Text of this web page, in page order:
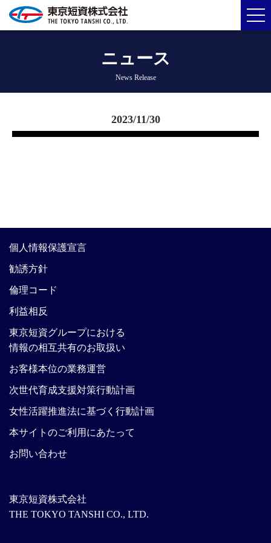
ニュース
News Release
2023/11/30
東京短資株式会社
THE TOKYO TANSHI CO., LTD.
個人情報保護宣言
勧誘方針
倫理コード
利益相反
東京短資グループにおける
情報の相互共有のお取扱い
お客様本位の業務運営
次世代育成支援対策行動計画
女性活躍推進法に基づく行動計画
本サイトのご利用にあたって
お問い合わせ